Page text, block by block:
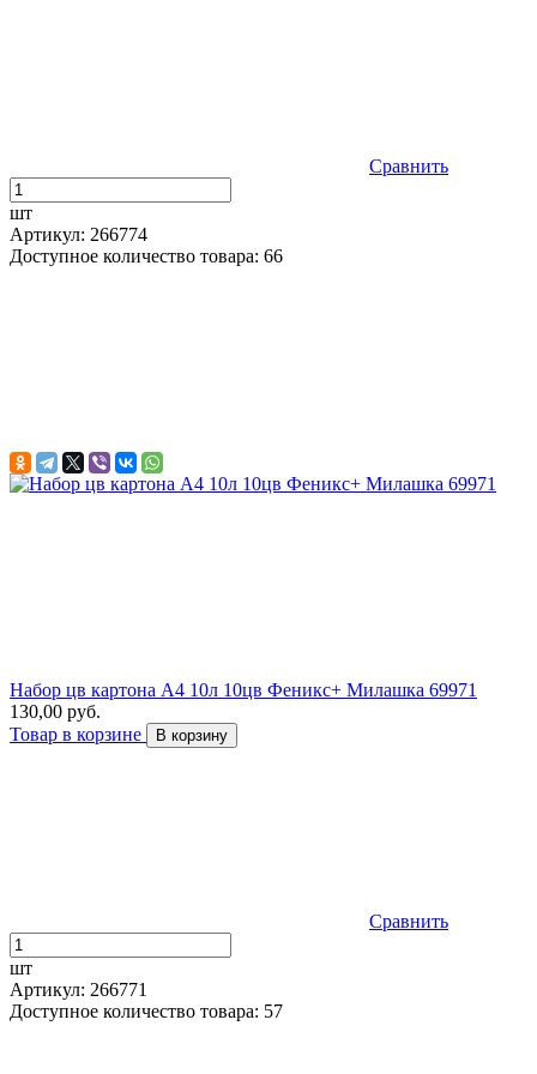
Сравнить
шт
Артикул: 266774
Доступное количество товара: 66
Набор цв картона А4 10л 10цв Феникс+ Милашка 69971
130,00 руб.
Товар в корзине
В корзину
Сравнить
шт
Артикул: 266771
Доступное количество товара: 57